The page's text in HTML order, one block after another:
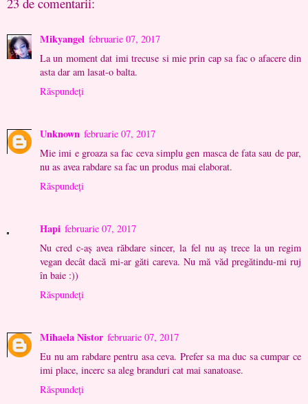
Mikyangel februarie 07, 2017
La un moment dat imi trecuse si mie prin cap sa fac o afacere din
asta dar am lasat-o balta.
Răspundeți
Unknown februarie 07, 2017
Mie imi e groaza sa fac ceva simplu gen masca de fata sau de par,
nu as avea rabdare sa fac un produs mai elaborat.
Răspundeți
Hapi februarie 07, 2017
Nu cred c-aș avea răbdare sincer, la fel nu aș trece la un regim
vegan decât dacă mi-ar găti careva. Nu mă văd pregătindu-mi ruj
în baie :))
Răspundeți
Mihaela Nistor februarie 07, 2017
Eu nu am rabdare pentru asa ceva. Prefer sa ma duc sa cumpar ce
imi place, incerc sa aleg branduri cat mai sanatoase.
Răspundeți